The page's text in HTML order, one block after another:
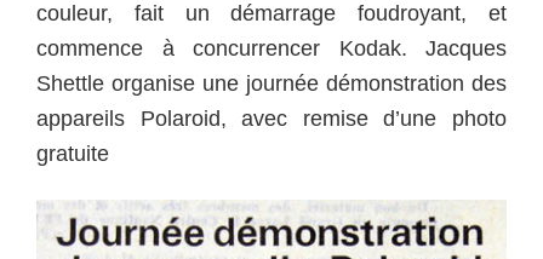
couleur, fait un démarrage foudroyant, et
commence à concurrencer Kodak. Jacques
Shettle organise une journée démonstration des
appareils Polaroid, avec remise d’une photo
gratuite